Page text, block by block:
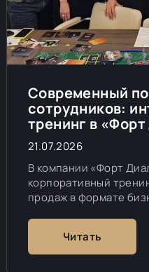
Современный
сотрудников:
тренинг в
21.07.2026
В компании «Форт
корпоративный
продаж в формате
Читать